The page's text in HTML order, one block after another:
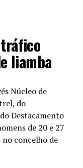
liamba
Núcleo de
do
Destacamento
de 20 e 27
concelho de